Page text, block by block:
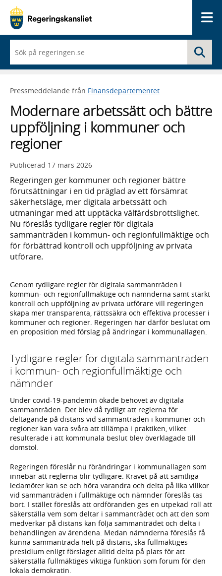
du
börjar
skriva
framträder
lista
med
sökförslag
Pressmeddelande från Finansdepartementet
Modernare arbetssätt och bättre
uppföljning i kommuner och
regioner
Publicerad 17 mars 2026
Regeringen ger kommuner och regioner bättre
förutsättningar i en tid präglad av ett försämrat
säkerhetsläge, mer digitala arbetssätt och
utmaningar med att upptäcka välfärdsbrottslighet.
Nu föreslås tydligare regler för digitala
sammanträden i kommun- och regionfullmäktige och
för förbättrad kontroll och uppföljning av privata
utförare.
Genom tydligare regler för digitala sammanträden i
kommun- och regionfullmäktige och nämnderna samt stärkt
kontroll och uppföljning av privata utförare vill regeringen
skapa mer transparenta, rättssäkra och effektiva processer i
kommuner och regioner. Regeringen har därför beslutat om
en proposition med förslag på ändringar i kommunallagen.
Tydligare regler för digitala sammanträden
i kommun- och regionfullmäktige och
nämnder
Under covid-19-pandemin ökade behovet av digitala
sammanträden. Det blev då tydligt att reglerna för
deltagande på distans vid sammanträden i kommuner och
regioner kan vara svåra att tillämpa i praktiken, vilket
resulterade i att kommunala beslut blev överklagade till
domstol.
Regeringen föreslår nu förändringar i kommunallagen som
innebär att reglerna blir tydligare. Kravet på att samtliga
ledamöter kan se och höra varandra och delta på lika villkor
vid sammanträden i fullmäktige och nämnder föreslås tas
bort. I stället föreslås att ordföranden ges en utpekad roll att
säkerställa vem som deltar i sammanträdet och att den som
medverkar på distans kan följa sammanträdet och delta i
behandlingen av ärendena. Medan nämnderna föreslås få
kunna sammanträda helt på distans, ska fullmäktiges
presidium enligt förslaget alltid delta på plats för att
säkerställa fullmäktiges viktiga funktion som forum för den
lokala demokratin.